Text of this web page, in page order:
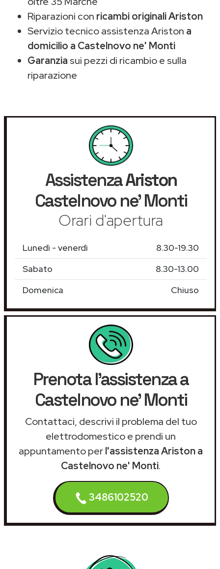
Riparazioni con ricambi originali Ariston
Servizio tecnico assistenza Ariston a
domicilio a Castelnovo ne' Monti
Garanzia sui pezzi di ricambio e sulla
riparazione
AssistenzaAriston
Castelnovo ne' Monti
Orari d'apertura
Lunedì - venerdì
8.30-19.30
Sabato
8.30-13.00
Domenica
Chiuso
Prenota l'assistenza a
Castelnovo ne' Monti
Contattaci, descrivi il problema del tuo
elettrodomestico e prendi un
appuntamento perl'assistenza Ariston a
Castelnovo ne' Monti.
3486102520